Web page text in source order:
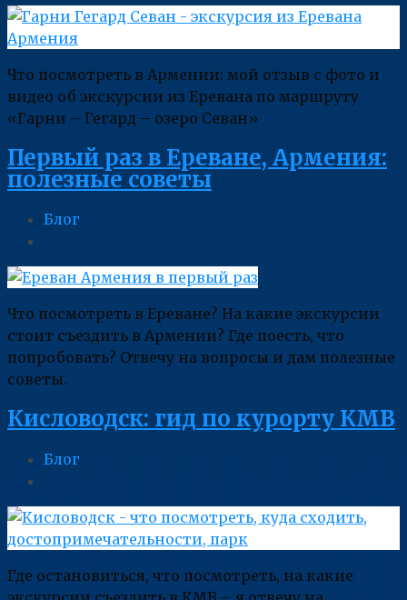
Что посмотреть в Армении: мой отзыв с фото и
видео об экскурсии из Еревана по маршруту
«Гарни – Гегард – озеро Севан»
Первый раз в Ереване, Армения:
полезные советы
Блог
Что посмотреть в Ереване? На какие экскурсии
стоит съездить в Армении? Где поесть, что
попробовать? Отвечу на вопросы и дам полезные
советы.
Кисловодск: гид по курорту КМВ
Блог
Где остановиться, что посмотреть, на какие